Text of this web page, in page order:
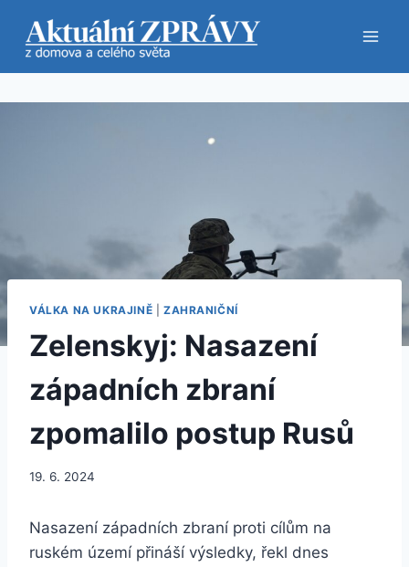
obsah
VÁLKA NA UKRAJINĚ ZAHRANIČNÍ
Zelenskyj: Nasazení
západních zbraní
zpomalilo postup Rusů
19. 6. 2024
Nasazení západních zbraní proti cílům na
ruském území přináší výsledky, řekl dnes